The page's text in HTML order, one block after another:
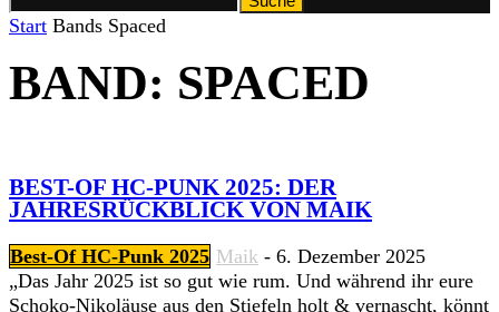
Start Bands Spaced
BAND: SPACED
BEST-OF HC-PUNK 2025: DER
JAHRESRÜCKBLICK VON MAIK
Best-Of HC-Punk 2025 Maik - 6. Dezember 2025
„Das Jahr 2025 ist so gut wie rum. Und während ihr eure
Schoko-Nikoläuse aus den Stiefeln holt & vernascht, könnt